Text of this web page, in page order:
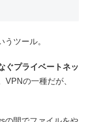
ツール。
ぐプライベートネッ
VPNの一種だが、